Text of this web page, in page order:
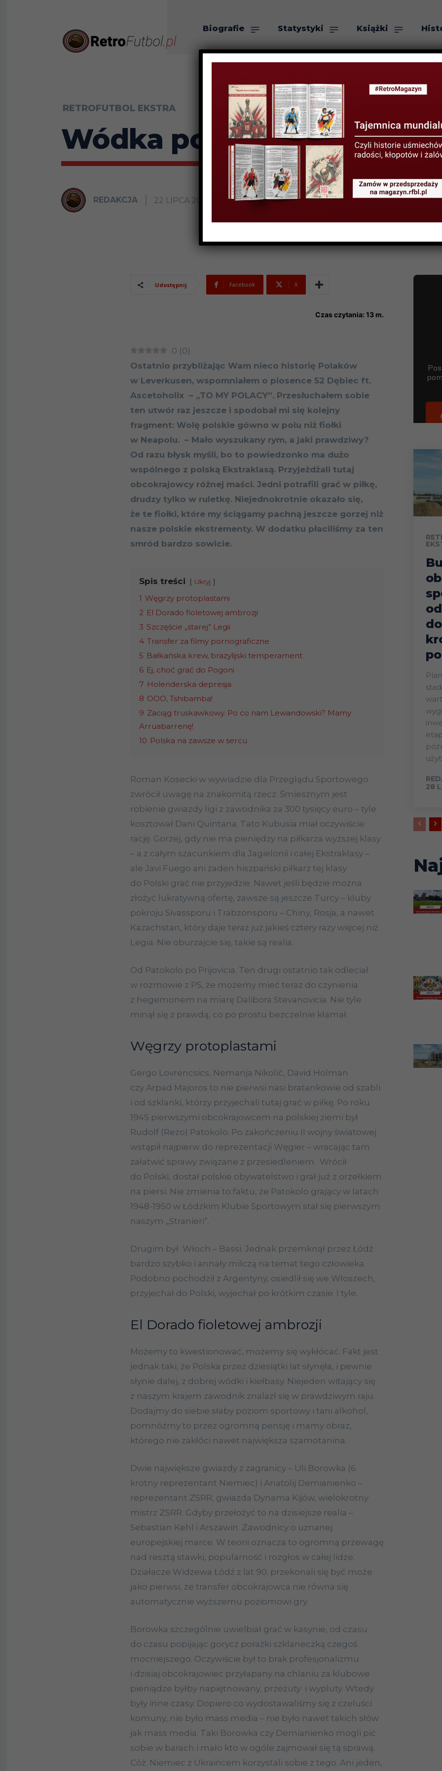
Biografie Statystyki Książki
O nas
RETROFUTBOL EKSTRA
Wódka pomaga
REDAKCJA 22 LIPCA 2015
Udostępnij Facebook X
Czas czytania: 13 m.
0 (0)
Ostatnio przybliżając Wam nieco historię Polaków
w Leverkusen, wspomniałem o piosence 52 Dębiec ft.
Ascetoholix – „TO MY POLACY”. Przesłuchałem sobie
ten utwór raz jeszcze i spodobał mi się kolejny
fragment: Wolę polskie gówno w polu niż fiołki
w Neapolu. – Mało wyszukany rym, a jaki prawdziwy?
Od razu błysk myśli, bo to powiedzonko ma dużo
wspólnego z polską Ekstraklasą. Przyjeżdżali tutaj
obcokrajowcy różnej maści. Jedni potrafili grać w piłkę,
drudzy tylko w ruletkę. Niejednokrotnie okazało się,
że te fiołki, które my ściągamy pachną jeszcze gorzej niż
nasze polskie ekstrementy. W dodatku płaciliśmy za ten
smród bardzo sowicie.
Spis treści Ukryj
1 Węgrzy protoplastami
2 El Dorado fioletowej ambrozji
3 Szczęście „starej” Legii
4 Transfer za filmy pornograficzne
5 Bałkańska krew, brazylijski temperament
6 Ej, choć grać do Pogoni
7 Holenderska depresja
8 OOO, Tshibamba!
9 Zaciąg truskawkowy. Po co nam Lewandowski? Mamy
Arruabarrenę!
10 Polska na zawsze w sercu
Roman Kosecki w wywiadzie dla Przeglądu Sportowego
zwrócił uwagę na znakomitą rzecz. Śmiesznym jest
robienie gwiazdy ligi z zawodnika za 300 tysięcy euro – tyle
kosztował Dani Quintana. Tato Kubusia miał oczywiście
rację. Gorzej, gdy nie ma pieniędzy na piłkarza wyższej klasy
– a z całym szacunkiem dla Jagielonii i całej Ekstraklasy –
ale Javi Fuego ani żaden hiszpański piłkarz tej klasy
do Polski grać nie przyjedzie. Nawet jeśli będzie można
złożyć lukratywną ofertę, zawsze są jeszcze Turcy – kluby
pokroju Sivassporu i Trabzonsporu – Chiny, Rosja, a nawet
Kazachstan, który daje teraz już jakieś cztery razy więcej niż
Legia. Nie oburzajcie się, takie są realia.
Od Patokolo po Prijovicia. Ten drugi ostatnio tak odleciał
w rozmowie z PS, że możemy mieć teraz do czynienia
z hegemonem na miarę Dalibora Stevanovicia. Nie tyle
minął się z prawdą, co po prostu bezczelnie kłamał.
Węgrzy protoplastami
Gergo Lovrencsics, Nemanja Nikolić, David Holman
czy Arpad Majoros to nie pierwsi nasi bratankowie od szabli
i od szklanki, którzy przyjechali tutaj grać w piłkę. Po roku
1945 pierwszymi obcokrajowcem na polskiej ziemi był
Rudolf (Rezo) Patokolo. Po zakończeniu II wojny światowej
wstąpił najpierw do reprezentacji Węgier – wracając tam
załatwić sprawy związane z przesiedleniem. Wrócił
do Polski, dostał polskie obywatelstwo i grał już z orzełkiem
na piersi. Nie zmienia to faktu, że Patokolo grający w latach
1948-1950 w Łódzkim Klubie Sportowym stał się pierwszym
naszym „Stranieri”.
Drugim był Włoch – Bassi. Jednak przemknął przez Łódź
bardzo szybko i annały milczą na temat tego człowieka.
Podobno pochodził z Argentyny, osiedlił się we Włoszech,
przyjechał do Polski, wyjechał po krótkim czasie. I tyle.
El Dorado fioletowej ambrozji
Możemy to kwestionować, możemy się wykłócać. Fakt jest
jednak taki, że Polska przez dziesiątki lat słynęła, i pewnie
słynie dalej, z dobrej wódki i kiełbasy. Niejeden witający się
z naszym krajem zawodnik znalazł się w prawdziwym raju.
Dodajmy do siebie słaby poziom sportowy i tani alkohol,
pomnóżmy to przez ogromną pensję i mamy obraz,
którego nie zakłóci nawet największa szamotanina.
Dwie największe gwiazdy z zagranicy – Uli Borowka (6
krotny reprezentant Niemiec) i Anatolij Demianienko –
reprezentant ZSRR, gwiazda Dynama Kijów, wielokrotny
mistrz ZSRR. Gdyby przełożyć to na dzisiejsze realia –
Sebastian Kehl i Arszawin. Zawodnicy o uznanej
europejskiej marce. W teorii oznacza to ogromną przewagę
nad resztą stawki, popularność i rozgłos w całej lidze.
Działacze Widzewa Łódź z lat 90. przekonali się być może
jako pierwsi, że transfer obcokrajowca nie równa się
automatycznie wyższemu poziomowi gry.
Borowka szczególnie uwielbiał grać w kasynie, od czasu
do czasu popijając gorycz porażki szklaneczką czegoś
mocniejszego. Oczywiście był to brak profesjonalizmu
i dzisiaj obcokrajowiec przyłapany na chlaniu za klubowe
pieniądze byłby napiętnowany, przeżuty i wypluty. Wtedy
były inne czasy. Dopiero co wydostawaliśmy się z czeluści
komuny, nie było mass media – nie było nawet takich słów
jak mass media. Taki Borowka czy Demianienko mogli pić
sobie w barach i mało kto w ogóle zajmował się tą sprawą.
Cóż. Niemiec z Ukraińcem korzystali sobie z tego. Ani jeden,
28